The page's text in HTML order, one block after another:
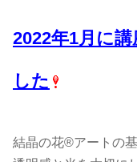
2022年1月に
した
結晶の花®アートの